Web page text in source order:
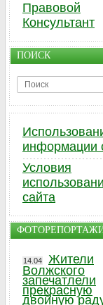
Правовой
Консультант
ПОИСК
информации
Условия
сайта
14.04
Жители
Волжского
запечатлели
прекрасную
двойную